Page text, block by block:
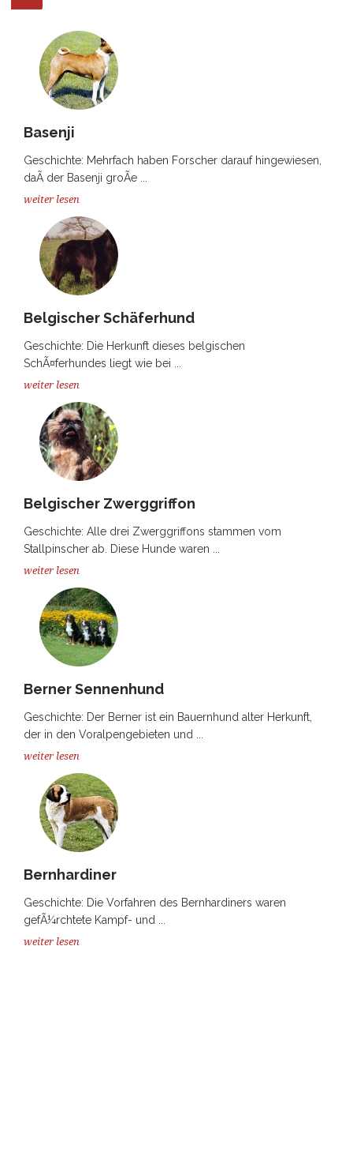
Basenji
Geschichte: Mehrfach haben Forscher darauf hingewiesen,
daÃ der Basenji groÃe ...
weiter lesen
Belgischer Schäferhund
Geschichte: Die Herkunft dieses belgischen
SchÃ¤ferhundes liegt wie bei ...
weiter lesen
Belgischer Zwerggriffon
Geschichte: Alle drei Zwerggriffons stammen vom
Stallpinscher ab. Diese Hunde waren ...
weiter lesen
Berner Sennenhund
Geschichte: Der Berner ist ein Bauernhund alter Herkunft,
der in den Voralpengebieten und ...
weiter lesen
Bernhardiner
Geschichte: Die Vorfahren des Bernhardiners waren
gefÃ¼rchtete Kampf- und ...
weiter lesen